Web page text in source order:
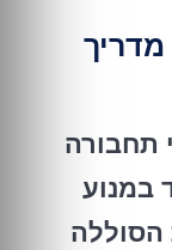
תחבורה
במנוע